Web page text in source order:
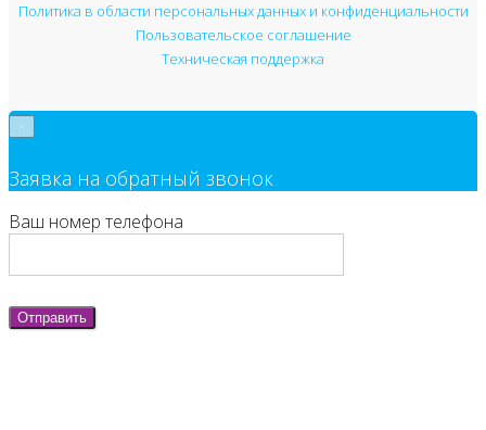
Политика в области персональных данных и конфиденциальности
Пользовательское соглашение
Техническая поддержка
Заявка на обратный звонок
Ваш номер телефона
Отправить